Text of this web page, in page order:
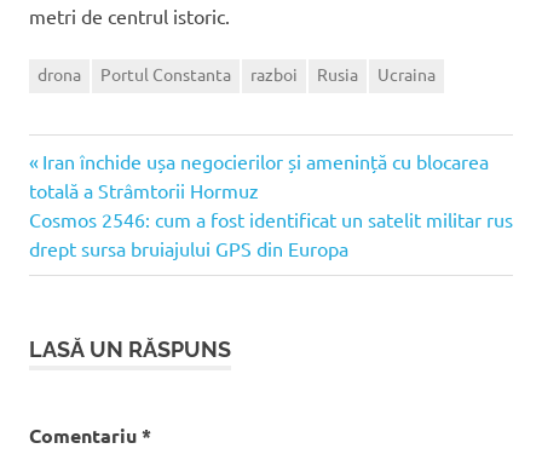
metri de centrul istoric.
drona Portul Constanta razboi Rusia Ucraina
Navigare
în
articole
Articolul
anterior:
Iran închide ușa negocierilor și amenință cu blocarea
totală a Strâmtorii Hormuz
Articolul
următor:
Cosmos 2546: cum a fost identificat un satelit militar rus
drept sursa bruiajului GPS din Europa
LASĂ UN RĂSPUNS
Comentariu*